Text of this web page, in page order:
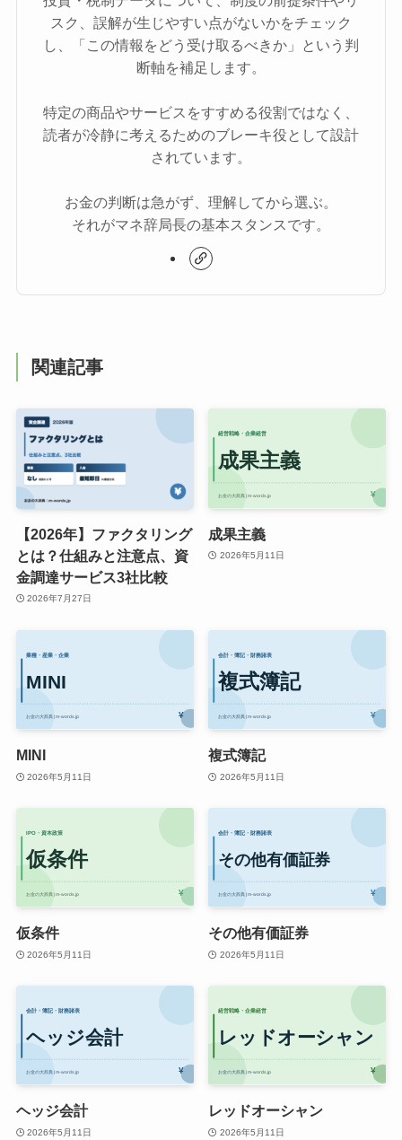
スク、誤解が生じやすい点がないかをチェック
し、「この情報をどう受け取るべきか」という判
断軸を補足します。
特定の商品やサービスをすすめる役割ではなく、
読者が冷静に考えるためのブレーキ役として設計
されています。
お金の判断は急がず、理解してから選ぶ。
それがマネ辞局長の基本スタンスです。
関連記事
【2026年】ファクタリング
とは？仕組みと注意点、資
金調達サービス3社比較
2026年7月27日
成果主義
2026年5月11日
MINI
2026年5月11日
複式簿記
2026年5月11日
仮条件
2026年5月11日
その他有価証券
2026年5月11日
ヘッジ会計
2026年5月11日
レッドオーシャン
2026年5月11日